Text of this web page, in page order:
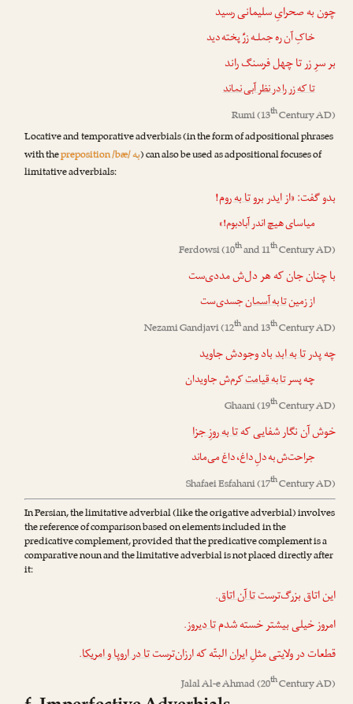
چون به صحرایِ سلیمانی رسید
خاکِ آن ره جملـه زرِّ پخته دید
بر سرِ زر تا چهل فرسنگ راند
تا که زر را در نظر آبی نماند
Rumi(13thCentury AD)
Locative and temporative adverbials (in the form of adpositional phrases
with thepreposition /bæ/به) can also be used as adpositional focuses of
limitative adverbials:
بدو گفت: «از ایدر بروتا به روم!
میاسای هیچ اندر آبادبوم!»
Ferdowsi(10thand 11thCentury AD)
با چنان جان که هر دل‌ش مددی‌ست
از زمینتا به آسمانجسدی‌ست
Nezami Gandjavi(12thand 13thCentury AD)
چه پدرتا به ابدباد وجودش جاوید
چه پسرتا به قیامتکرم‌ش جاویدان
Ghaani(19thCentury AD)
خوش آن نگار شفایی کهتا به روزِ جزا
جراحت‌ش به دلِ داغ، داغ می‌ماند
Shafaei Esfahani(17thCentury AD)
In Persian, the limitative adverbial (like the origative adverbial) involves
the reference of comparison based on elements included in the
predicative complement, provided that the predicative complement is a
comparative noun and the limitative adverbial is not placed directly after
it:
این اتاق بزرگ‌ترستتا آن اتاق.
امروز خیلی بیشتر خسته شدمتا دیروز.
قطعات در ولایتی مثلِ ایران البتّه که ارزان‌ترستتا در اروپا و امریکا.
Jalal Al-e Ahmad(20thCentury AD)